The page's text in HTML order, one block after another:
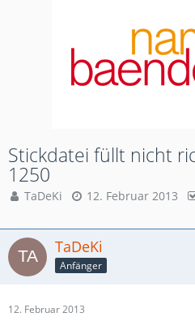
Stickdatei füllt nicht
1250
TaDeKi 12. Februar 2013
TaDeKi
Anfänger
12. Februar 2013